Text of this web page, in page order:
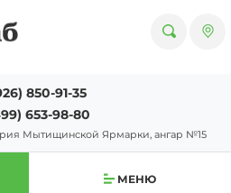
850-91-35
653-98-80
Мытищинской Ярмарки, ангар №15
МЕНЮ